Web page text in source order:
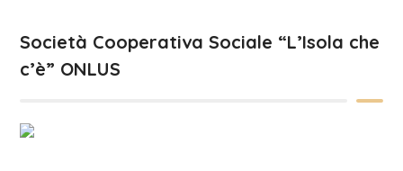
Società Cooperativa Sociale “L’Isola che
c’è” ONLUS